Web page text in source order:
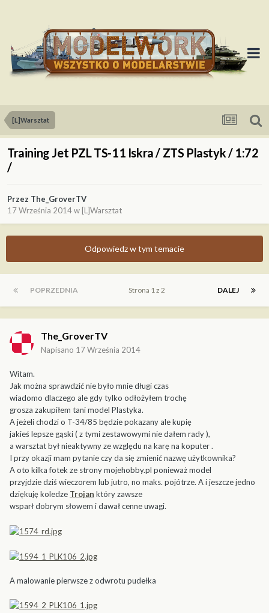
[L]Warsztat
Training Jet PZL TS-11 Iskra / ZTS Plastyk / 1:72
/
Przez The_GroverTV
17 Września 2014w [L]Warsztat
Odpowiedz w tym temacie
POPRZEDNIA DALEJ
Strona 1 z 2
The_GroverTV
Napisano 17 Września 2014
Witam.
Jak można sprawdzić nie było mnie długi czas
wiadomo dlaczego ale gdy tylko odłożyłem trochę
grosza zakupiłem tani model Plastyka.
A jeżeli chodzi o T-34/85 będzie pokazany ale kupię
jakieś lepsze gąski ( z tymi zestawowymi nie dałem rady ),
a warsztat był nieaktywny ze względu na karę na koputer .
I przy okazji mam pytanie czy da się zmienić nazwę użytkownika?
A oto kilka fotek ze strony mojehobby.pl ponieważ model
przyjdzie dziś wieczorem lub jutro, no maks. pojótrze. A i jeszcze jedno
dziękuję koledze Trojan który zawsze
wsparł dobrym słowem i dawał cenne uwagi.
A malowanie pierwsze z odwrotu pudełka